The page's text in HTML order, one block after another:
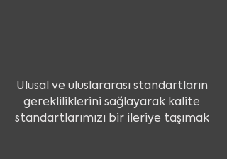
Ulusal ve uluslararası standartların
gerekliliklerini sağlayarak kalite
standartlarımızı bir ileriye taşımak